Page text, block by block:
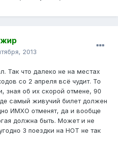
2013
Так что далеко не на местах
со 2 апреля всё чудит. То
зная об их скорой отмене, 90
самый живучий билет должен
ИМХО отменят, да и вообще
должна быть. Может и не
3 поездки на НОТ не так